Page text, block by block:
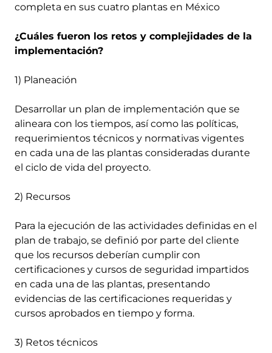
completa en sus cuatro plantas en México
¿Cuáles fueron los retos y complejidades de la
implementación?
1) Planeación
Desarrollar un plan de implementación que se
alineara con los tiempos, así como las políticas,
requerimientos técnicos y normativas vigentes
en cada una de las plantas consideradas durante
el ciclo de vida del proyecto.
2) Recursos
Para la ejecución de las actividades definidas en el
plan de trabajo, se definió por parte del cliente
que los recursos deberían cumplir con
certificaciones y cursos de seguridad impartidos
en cada una de las plantas, presentando
evidencias de las certificaciones requeridas y
cursos aprobados en tiempo y forma.
3) Retos técnicos